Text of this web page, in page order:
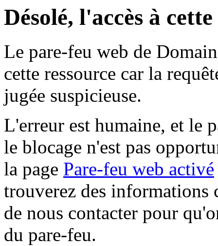
Désolé, l'accès à
Le pare-feu web de
cette ressource car la
jugée suspicieuse.
L'erreur est humaine, et le
le blocage n'est pas
la page Pare-feu web activé
trouverez des informations
de nous contacter pour
du pare-feu.